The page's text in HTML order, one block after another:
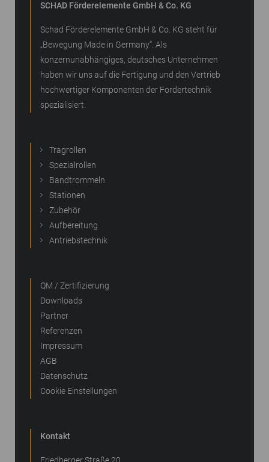
SCHAD Förderelemente GmbH & Co. KG
Schad Förderelemente GmbH & Co. KG steht für
„Bewegung Made in Germany“. Als
konzernunabhängiges, deutsches Unternehmen
haben wir uns auf die Fertigung und den Vertrieb
hochwertiger Komponenten der Fördertechnik
spezialisiert.
Tragrollen
Spezialrollen
Bandtrommeln
Stationen
Zubehör
Aufbereitung
Antriebstechnik
QM / Zertifizierung
Downloads
Partner
Referenzen
Impressum
AGB
Datenschutz
Cookie Einstellungen
Kontakt
Friedberger Straße 20